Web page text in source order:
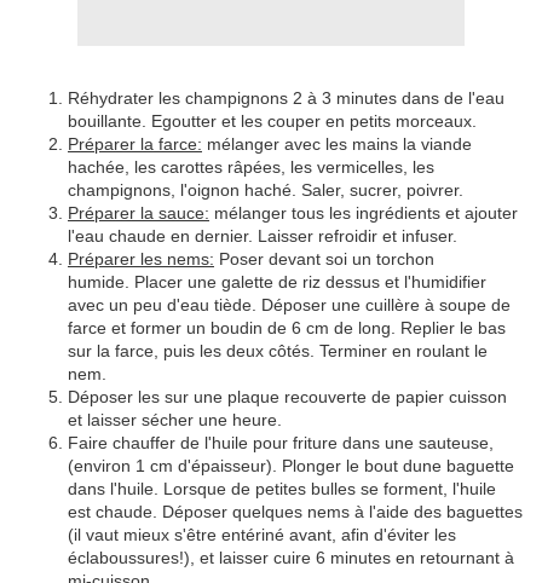
Réhydrater les champignons 2 à 3 minutes dans de l'eau
bouillante. Egoutter et les couper en petits morceaux.
Préparer la farce: mélanger avec les mains la viande
hachée, les carottes râpées, les vermicelles, les
champignons, l'oignon haché. Saler, sucrer, poivrer.
Préparer la sauce: mélanger tous les ingrédients et ajouter
l'eau chaude en dernier. Laisser refroidir et infuser.
Préparer les nems: Poser devant soi un torchon
humide. Placer une galette de riz dessus et l'humidifier
avec un peu d'eau tiède. Déposer une cuillère à soupe de
farce et former un boudin de 6 cm de long. Replier le bas
sur la farce, puis les deux côtés. Terminer en roulant le
nem.
Déposer les sur une plaque recouverte de papier cuisson
et laisser sécher une heure.
Faire chauffer de l'huile pour friture dans une sauteuse,
(environ 1 cm d'épaisseur). Plonger le bout dune baguette
dans l'huile. Lorsque de petites bulles se forment, l'huile
est chaude. Déposer quelques nems à l'aide des baguettes
(il vaut mieux s'être entériné avant, afin d'éviter les
éclaboussures!), et laisser cuire 6 minutes en retournant à